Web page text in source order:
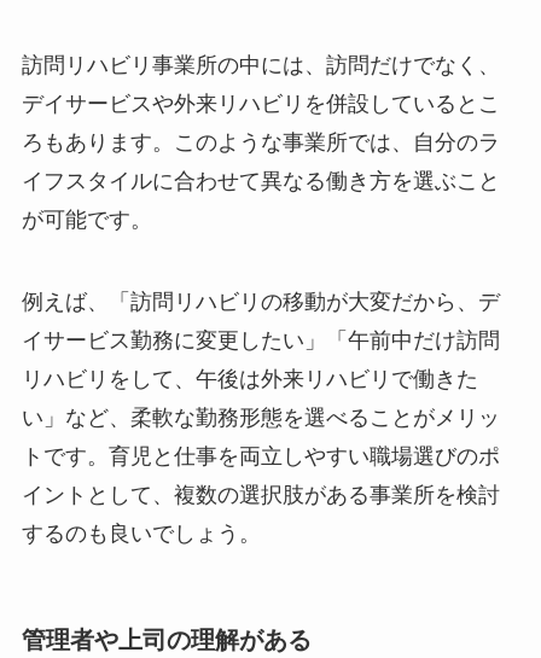
訪問リハビリ事業所の中には、訪問だけでなく、
デイサービスや外来リハビリを併設しているとこ
ろもあります。このような事業所では、自分のラ
イフスタイルに合わせて異なる働き方を選ぶこと
が可能です。
例えば、「訪問リハビリの移動が大変だから、デ
イサービス勤務に変更したい」「午前中だけ訪問
リハビリをして、午後は外来リハビリで働きた
い」など、柔軟な勤務形態を選べることがメリッ
トです。育児と仕事を両立しやすい職場選びのポ
イントとして、複数の選択肢がある事業所を検討
するのも良いでしょう。
管理者や上司の理解がある